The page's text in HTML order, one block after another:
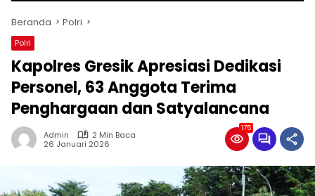
Beranda Polri
Polri
Kapolres Gresik Apresiasi Dedikasi
Personel, 63 Anggota Terima
Penghargaan dan Satyalancana
Admin
2 Min Baca
26 Januari 2026
175